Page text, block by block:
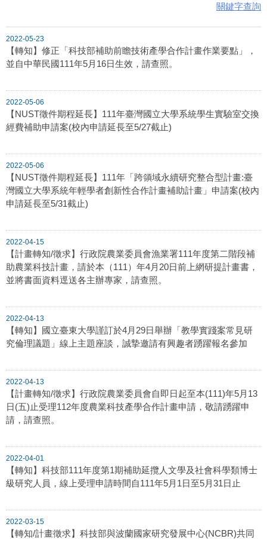
關鍵字查詢
2022-05-23
【轉知】修正「科技部補助前瞻技術產學合作計畫作業要點」，
並自中華民國111年5月16日生效，請查照。
2022-05-06
【NUST徵件期程延長】111年臺灣國立大學系統學生實驗室交換
經費補助申請案(校內申請延長至5/27截止)
2022-05-06
【NUST徵件期程延長】111年「跨領域永續研究整合型計畫:臺
灣國立大學系統年輕學者創新性合作計畫補助計畫」申請案(校內
申請延長至5/31截止)
2022-04-15
【計畫轉知/徵求】行政院農業委員會漁業署111年度第二階段補
助農業科技計畫，請於本（111）年4月20日前上網研提計畫書，
並將書面資料逕送各主辦專家，請查照。
2022-04-13
【轉知】國立臺東大學謹訂於4月29日舉辦「教學實踐案常見研
究倫理議題」線上主題座談，誠摯邀請有興趣者踴躍報名參加
2022-04-13
【計畫轉知/徵求】行政院農業委員會自即日起至本(111)年5月13
日(五)止受理112年度農業科技產學合作計畫申請，敬請踴躍申
請，請查照。
2022-04-01
【轉知】科技部111年度第1期補助延攬人文學及社會科學類博士
級研究人員，線上受理申請時間自111年5月1日至5月31日止
2022-03-15
【轉知/計畫徵求】科技部與波蘭國家研究發展中心(NCBR)共同